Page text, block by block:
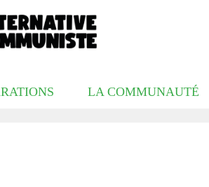
LA COMMUNAUTÉ